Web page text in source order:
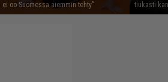
ei oo Suomessa aiemmin tehty”
tiukasti